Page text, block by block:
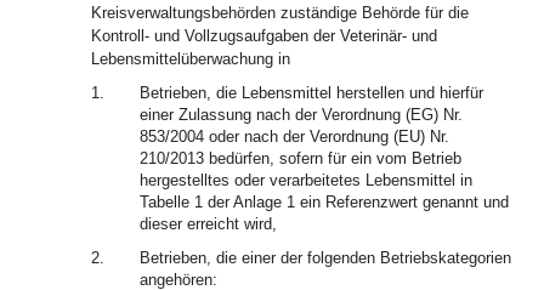
Kreisverwaltungsbehörden zuständige Behörde für die
Kontroll- und Vollzugsaufgaben der Veterinär- und
Lebensmittelüberwachung in
1.
Betrieben, die Lebensmittel herstellen und hierfür
einer Zulassung nach der Verordnung (EG) Nr.
853/2004 oder nach der Verordnung (EU) Nr.
210/2013 bedürfen, sofern für ein vom Betrieb
hergestelltes oder verarbeitetes Lebensmittel in
Tabelle 1 der Anlage 1 ein Referenzwert genannt und
dieser erreicht wird,
2.
Betrieben, die einer der folgenden Betriebskategorien
angehören: